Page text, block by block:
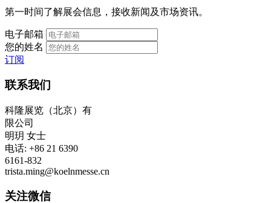
第一时间了解展会信息，接收新闻及市场资讯。
电子邮箱
您的姓名
订阅
联系我们
科隆展览（北京）有
限公司
明玥 女士
电话: +86 21 6390
6161-832
trista.ming@koelnmesse.cn
关注微信